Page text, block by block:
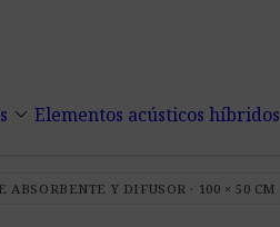
keyboard_arrow_down Elementos acústicos híbridos
ABSORBENTE Y DIFUSOR · 100 × 50 CM